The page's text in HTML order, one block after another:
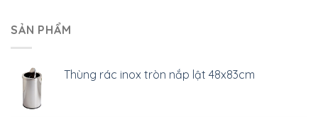
SẢN PHẨM
Thùng rác inox tròn nắp lật 48x83cm